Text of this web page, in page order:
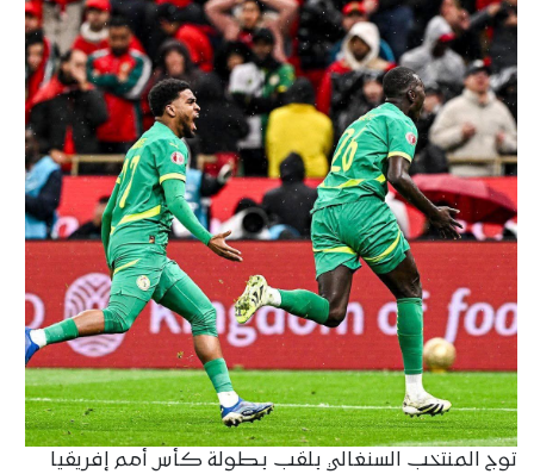
توج المنتخب السنغالي بلقب بطولة كأس أمم إفريقيا